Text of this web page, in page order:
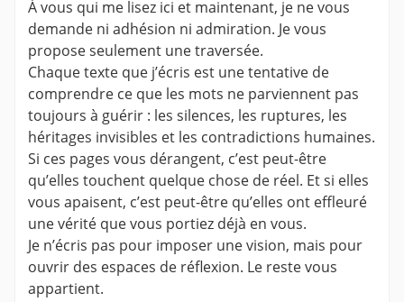
À vous qui me lisez ici et maintenant, je ne vous
demande ni adhésion ni admiration. Je vous
propose seulement une traversée.
Chaque texte que j’écris est une tentative de
comprendre ce que les mots ne parviennent pas
toujours à guérir : les silences, les ruptures, les
héritages invisibles et les contradictions humaines.
Si ces pages vous dérangent, c’est peut-être
qu’elles touchent quelque chose de réel. Et si elles
vous apaisent, c’est peut-être qu’elles ont effleuré
une vérité que vous portiez déjà en vous.
Je n’écris pas pour imposer une vision, mais pour
ouvrir des espaces de réflexion. Le reste vous
appartient.